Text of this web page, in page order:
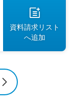
資料請求リスト
へ追加